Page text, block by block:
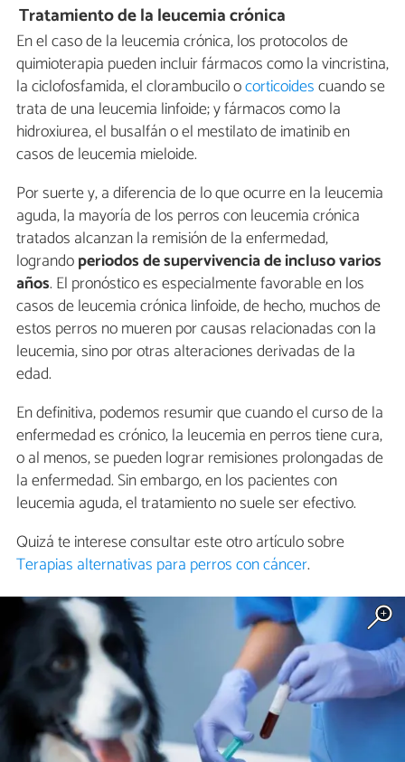
Tratamiento de la leucemia crónica
En el caso de la leucemia crónica, los protocolos de
quimioterapia pueden incluir fármacos como la vincristina,
la ciclofosfamida, el clorambucilo ocorticoidescuando se
trata de una leucemia linfoide; y fármacos como la
hidroxiurea, el busalfán o el mestilato de imatinib en
casos de leucemia mieloide.
Por suerte y, a diferencia de lo que ocurre en la leucemia
aguda, la mayoría de los perros con leucemia crónica
tratados alcanzan la remisión de la enfermedad,
lograndoperiodos de supervivencia de incluso varios
años. El pronóstico es especialmente favorable en los
casos de leucemia crónica linfoide, de hecho, muchos de
estos perros no mueren por causas relacionadas con la
leucemia, sino por otras alteraciones derivadas de la
edad.
En definitiva, podemos resumir que cuando el curso de la
enfermedad es crónico, la leucemia en perros tiene cura,
o al menos, se pueden lograr remisiones prolongadas de
la enfermedad. Sin embargo, en los pacientes con
leucemia aguda, el tratamiento no suele ser efectivo.
Quizá te interese consultar este otro artículo sobre
Terapias alternativas para perros con cáncer.